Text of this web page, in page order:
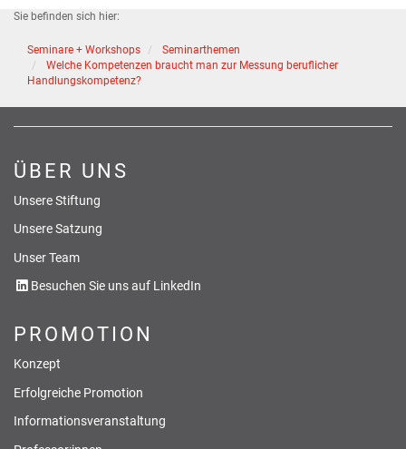
Sie befinden sich hier:
Seminare + Workshops
Seminarthemen
Welche Kompetenzen braucht man zur Messung beruflicher
Handlungskompetenz?
ÜBER UNS
Unsere Stiftung
Unsere Satzung
Unser Team
Besuchen Sie uns auf LinkedIn
PROMOTION
Konzept
Erfolgreiche Promotion
Informationsveranstaltung